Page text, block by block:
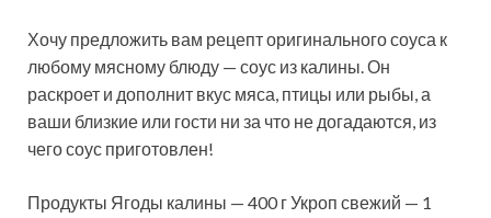
Хочу предложить вам рецепт оригинального соуса к
любому мясному блюду — соус из калины. Он
раскроет и дополнит вкус мяса, птицы или рыбы, а
ваши близкие или гости ни за что не догадаются, из
чего соус приготовлен!
Продукты Ягоды калины — 400 г Укроп свежий — 1